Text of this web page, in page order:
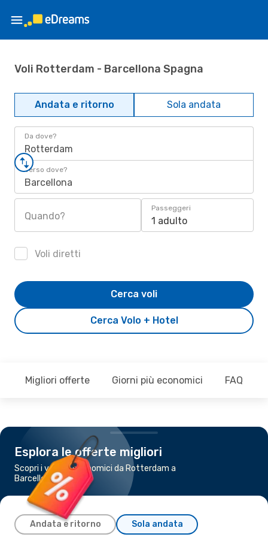
Voli Rotterdam - Barcellona Spagna
Andata e ritorno Sola andata
Da dove?
Rotterdam
Verso dove?
Barcellona
Quando?
Passeggeri
1 adulto
Voli diretti
Cerca Volo + Hotel
Cerca voli
Migliori offerte Giorni più economici FAQ
Esplora le offerte migliori
Scopri i voli più economici da Rotterdam a
Barcellona
Andata e ritorno Sola andata